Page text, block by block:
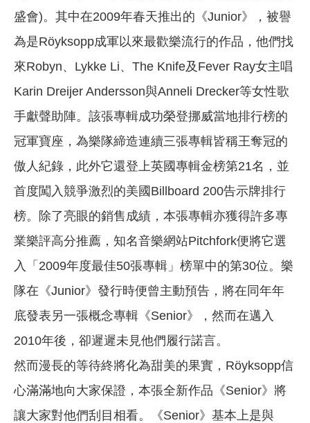
盛會)。其中在2009年春天推出的《Junior》，被譽
為是Röyksopp成軍以來最歡樂流行的作品，他們找
來Robyn、Lykke Li、The Knife及Fever Ray女主唱
Karin Dreijer Andersson與Anneli Drecker等女性歌
手獻聲助陣。該張專輯成功榮登挪威當地排行榜的
冠軍寶座，為樂隊締造連續三張專輯皆稱王奪冠的
傲人紀錄，此外它還登上英國專輯金榜第21名，並
首度闖入競爭激烈的美國Billboard 200告示牌排行
榜。除了亮眼的銷售成績，本張專輯亦獲得許多專
業樂評高分推薦，知名音樂網站Pitchfork便將它選
入「2009年度最佳50張專輯」榜單中的第30位。樂
隊在《Junior》發行時便曾主動預告，將在同年年
底發表另一張概念專輯《Senior》，然而在邁入
2010年後，卻遲遲未見他們履行諾言。
然而漫長的等待終將化為甜美的果實，Röyksopp信
心滿滿地向大家保證，本張全新作品《Senior》將
讓大家對他們刮目相看。《Senior》基本上是與